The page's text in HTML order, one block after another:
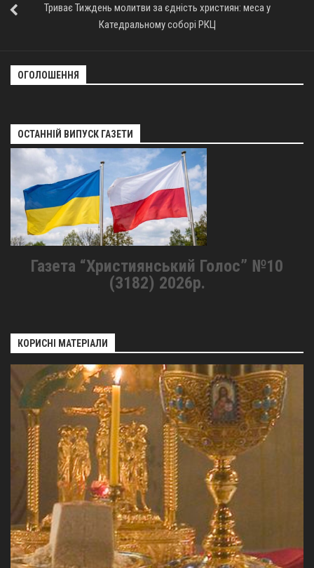
Триває Тиждень молитви за єдність християн: меса у
Катедральному соборі РКЦ
ОГОЛОШЕННЯ
ОСТАННІЙ ВИПУСК ГАЗЕТИ
Газета “Християнський Голос” №10
(3182) 2026р.
КОРИСНІ МАТЕРІАЛИ